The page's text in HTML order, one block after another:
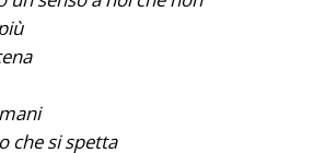
che si spetta